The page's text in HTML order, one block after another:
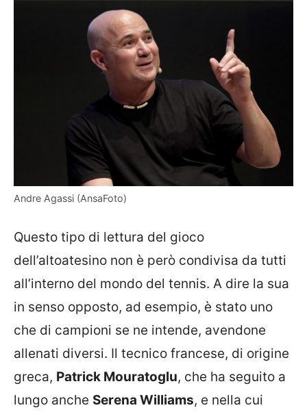
Andre Agassi (AnsaFoto)
Questo tipo di lettura del gioco
dell’altoatesino non è però condivisa da tutti
all’interno del mondo del tennis. A dire la sua
in senso opposto, ad esempio, è stato uno
che di campioni se ne intende, avendone
allenati diversi. Il tecnico francese, di origine
greca, Patrick Mouratoglu, che ha seguito a
lungo anche Serena Williams, e nella cui